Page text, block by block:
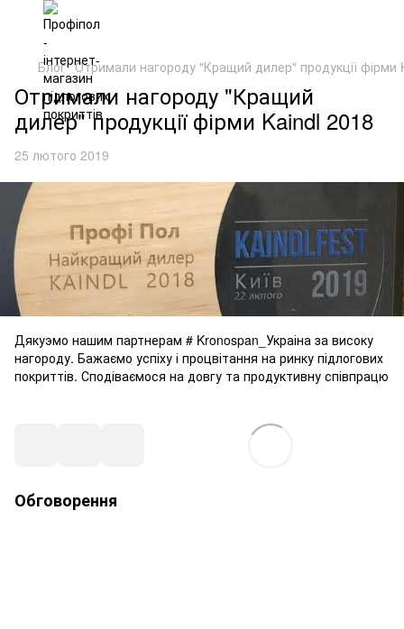
Блог Отримали нагороду "Кращий дилер" продукції фірми
Отримали нагороду "Кращий
дилер" продукції фірми Kaindl 2018
25 лютого 2019
Дякуэмо нашим партнерам # Kronospan_Украіна за високу
нагороду. Бажаємо успіху і процвітання на ринку підлогових
покриттів. Сподіваємося на довгу та продуктивну співпрацю
Обговорення